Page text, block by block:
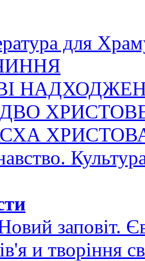
для
заповіт.
и творіння